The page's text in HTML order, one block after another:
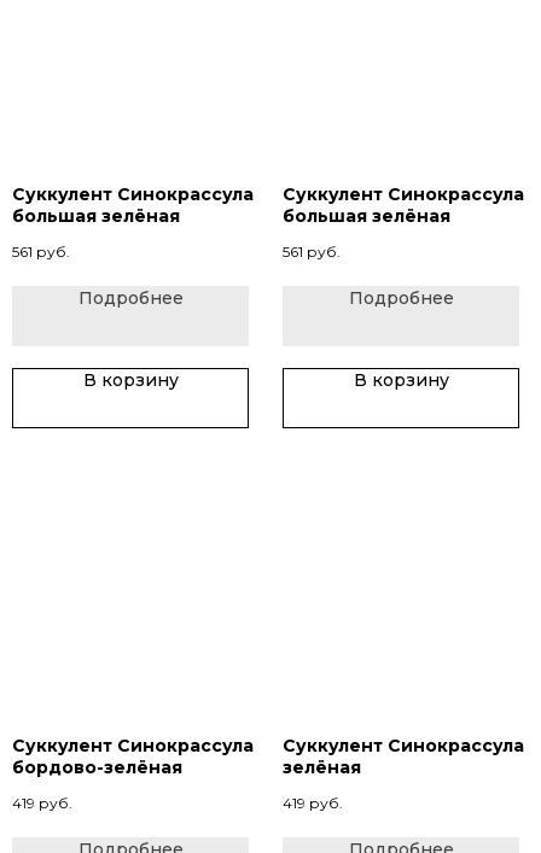
Суккулент Синокрассула
большая зелёная
561 руб.
Подробнее
В корзину
Суккулент Синокрассула
большая зелёная
561 руб.
Подробнее
В корзину
Суккулент Синокрассула
бордово-зелёная
419 руб.
Суккулент Синокрассула
зелёная
419 руб.